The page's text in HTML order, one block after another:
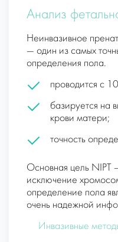
Анализ
Неинвазивное
— один из самых
определения пола.
проводится с
базируется на
крови матери;
точность
Основная цель NIPT
исключение
определение пола
очень надежной
Инвазивные